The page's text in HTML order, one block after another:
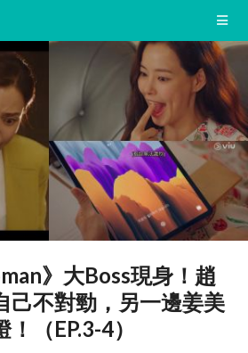
》大Boss現身！趙
己不對勁，另一邊姜美
（EP.3-4）